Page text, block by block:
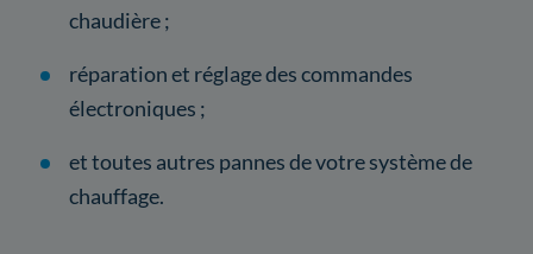
chaudière ;
réparation et réglage des commandes
électroniques ;
et toutes autres pannes de votre système de
chauffage.